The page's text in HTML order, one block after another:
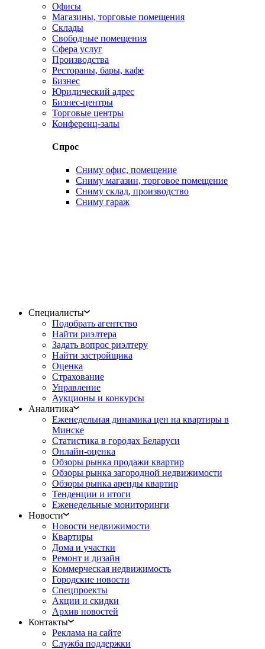
Офисы
Магазины, торговые помещения
Склады
Свободные помещения
Сфера услуг
Производства
Рестораны, бары, кафе
Бизнес
Юридический адрес
Бизнес-центры
Торговые центры
Конференц-залы
Спрос
Сниму офис, помещение
Сниму магазин, торговое помещение
Сниму склад, производство
Сниму гараж
Специалисты
Подобрать агентство
Найти риэлтера
Задать вопрос риэлтеру
Найти застройщика
Оценка
Страхование
Управление
Аукционы и конкурсы
Аналитика
Еженедельная динамика цен на квартиры в
Минске
Статистика в городах Беларуси
Онлайн-оценка
Обзоры рынка продажи квартир
Обзоры рынка загородной недвижимости
Обзоры рынка аренды квартир
Тенденции и итоги
Еженедельные мониторинги
Новости
Новости недвижимости
Квартиры
Дома и участки
Ремонт и дизайн
Коммерческая недвижимость
Городские новости
Спецпроекты
Акции и скидки
Архив новостей
Контакты
Реклама на сайте
Служба поддержки